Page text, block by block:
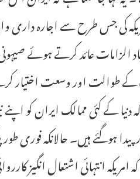
کی جس طرح سے اجارہ
عائد کرتے ہوئے
اور وسعت اختیار
کے کئی ممالک ایران کو اپنے
ہیں۔ حالانکہ فوری طور
امریکہ انتہائی اشتعال انگیز